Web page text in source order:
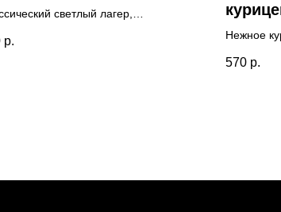
светлый лагер,
хмелевой
р.
Нежное
и
570 р.